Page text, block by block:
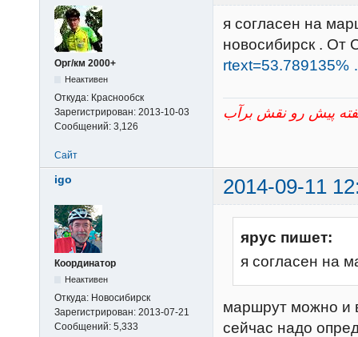
Орг/км 2000+
Неактивен
Откуда: Краснообск
Зарегистрирован: 2013-10-03
Сообщений: 3,126
я согласен на
новосибирск . От
rtext=53.789135%
Сайт
igo 2014-09-11
Координатор
Неактивен
Откуда: Новосибирск
Зарегистрирован: 2013-07-21
Сообщений: 5,333
ярус пишет:
я согласен на
маршрут можно и
сейчас надо